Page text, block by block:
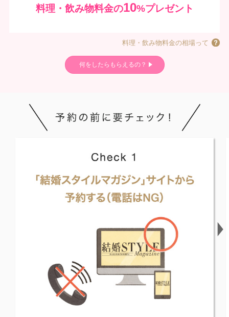
料理・飲み物料金の10%プレゼント
料理・飲み物料金の相場って
何をしたらもらえるの？